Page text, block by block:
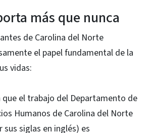
más que nunca
de Carolina del Norte
el papel fundamental de la
vidas:
que el trabajo del Departamento de
Humanos de Carolina del Norte
sus siglas en inglés) es